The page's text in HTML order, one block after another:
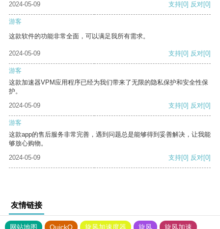
2024-05-09 支持[0] 反对[0]
游客
这款软件的功能非常全面，可以满足我所有需求。
2024-05-09 支持[0] 反对[0]
游客
这款加速器VPM应用程序已经为我们带来了无限的隐私保护和安全性保
护。
2024-05-09
支持[0] 反对[0]
游客
这款app的售后服务非常完善，遇到问题总是能够得到妥善解决，让我能
够放心购物。
2024-05-09
支持[0] 反对[0]
友情链接
网站地图 QuickQ 旋风加速度器 旋风 旋风加速